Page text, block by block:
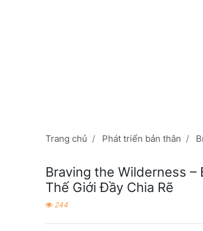
Trang chủ Phát triển bản thân
Braving the Wilderness –
Thế Giới Đầy Chia Rẽ
244